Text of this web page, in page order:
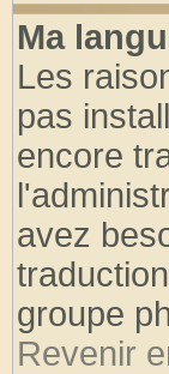
Ma
Les
pas
encore
avez
groupe
Revenir